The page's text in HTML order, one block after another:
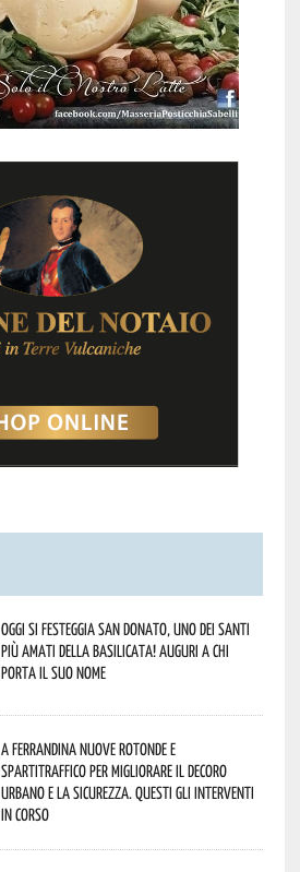
Oggi si festeggia San Donato, uno dei Santi
più amati della Basilicata! Auguri a chi
porta il suo nome
A Ferrandina nuove rotonde e
spartitraffico per migliorare il decoro
urbano e la sicurezza. Questi gli interventi
in corso